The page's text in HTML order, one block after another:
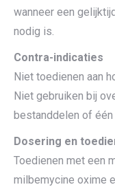
wanneer een
nodig is.
Contra-indicaties
Niet toedienen aan
Niet gebruiken bij
bestanddelen of
Dosering en
Toedienen met een
milbemycine oxime